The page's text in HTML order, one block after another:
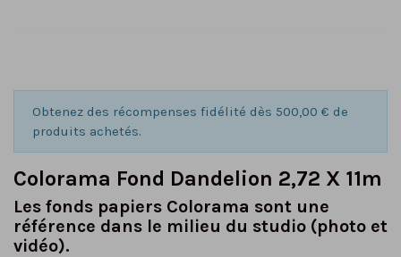
Obtenez des récompenses fidélité dès 500,00 € de
produits achetés.
Colorama Fond Dandelion 2,72 X 11m
Les fonds papiers Colorama sont une
référence dans le milieu du studio (photo et
vidéo).